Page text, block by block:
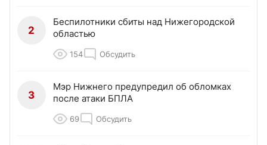
2
Беспилотники сбиты над Нижегородской
областью
154 Обсудить
3
Мэр Нижнего предупредил об обломках
после атаки БПЛА
69 Обсудить